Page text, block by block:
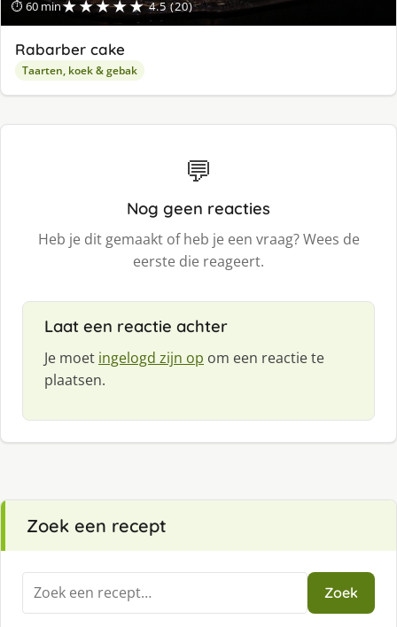
⏱ 60 min★★★★★ 4.5 (20)
Rabarber cake
Taarten, koek & gebak
💬
Nog geen reacties
Heb je dit gemaakt of heb je een vraag? Wees de
eerste die reageert.
Laat een reactie achter
Je moet ingelogd zijn op om een reactie te
plaatsen.
Zoek een recept
Zoeken
naar:
Zoek